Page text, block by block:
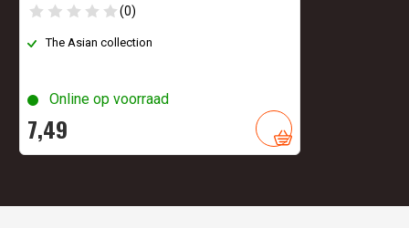
(0)
The Asian collection
Online op voorraad
7,49